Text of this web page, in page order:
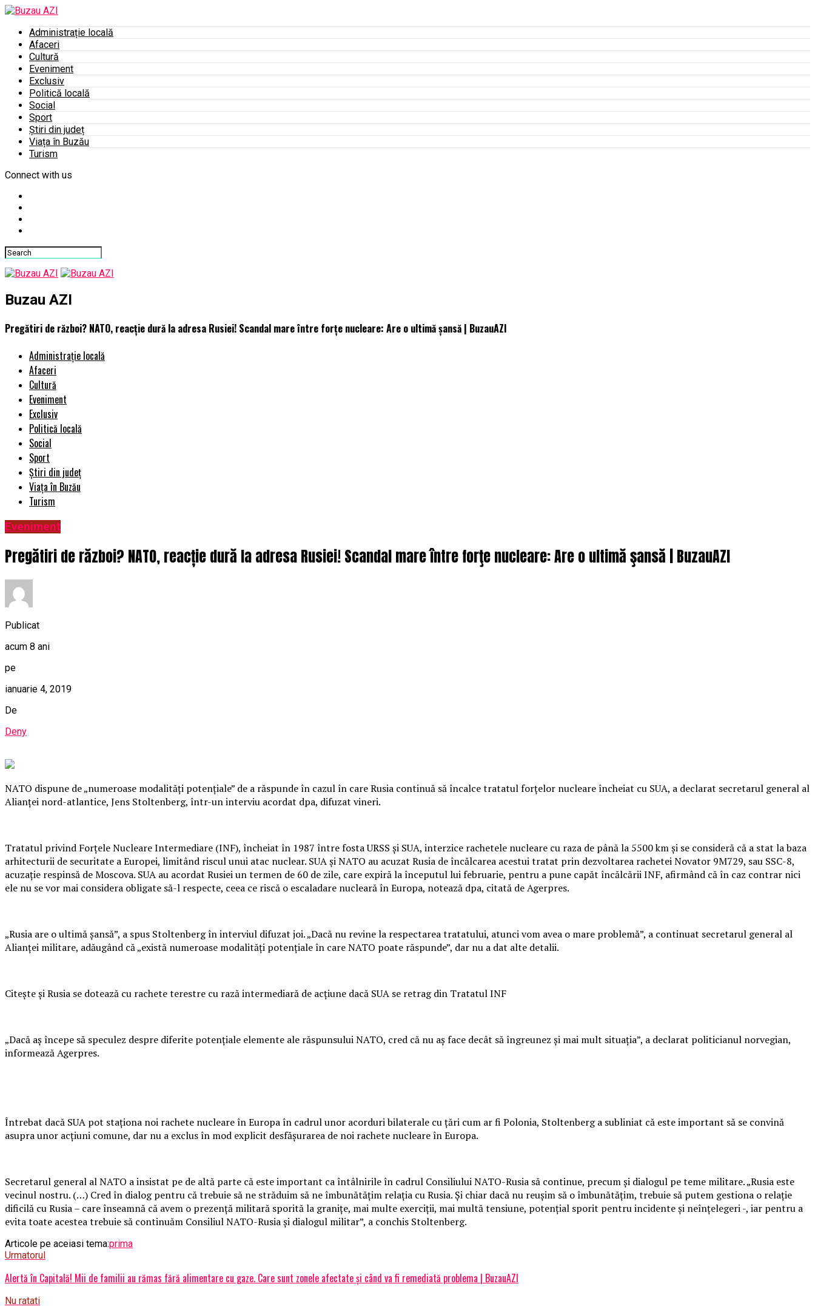
Administrație locală
Afaceri
Cultură
Eveniment
Exclusiv
Politică locală
Social
Sport
Știri din județ
Viața în Buzău
Turism
Connect with us
Buzau AZI
Pregătiri de război? NATO, reacție dură la adresa Rusiei! Scandal mare între forţe nucleare: Are o ultimă şansă | BuzauAZI
Administrație locală
Afaceri
Cultură
Eveniment
Exclusiv
Politică locală
Social
Sport
Știri din județ
Viața în Buzău
Turism
Eveniment
Pregătiri de război? NATO, reacție dură la adresa Rusiei! Scandal mare între forţe nucleare: Are o ultimă şansă | BuzauAZI
Publicat
acum 8 ani
pe
ianuarie 4, 2019
De
Deny
NATO dispune de „numeroase modalităţi potenţiale” de a răspunde în cazul în care Rusia continuă să încalce tratatul forţelor nucleare încheiat cu SUA, a declarat secretarul general al
Alianţei nord-atlantice, Jens Stoltenberg, într-un interviu acordat dpa, difuzat vineri.
Tratatul privind Forţele Nucleare Intermediare (INF), încheiat în 1987 între fosta URSS şi SUA, interzice rachetele nucleare cu raza de până la 5500 km şi se consideră că a stat la baza
arhitecturii de securitate a Europei, limitând riscul unui atac nuclear. SUA şi NATO au acuzat Rusia de încălcarea acestui tratat prin dezvoltarea rachetei Novator 9M729, sau SSC-8,
acuzaţie respinsă de Moscova. SUA au acordat Rusiei un termen de 60 de zile, care expiră la începutul lui februarie, pentru a pune capăt încălcării INF, afirmând că în caz contrar nici
ele nu se vor mai considera obligate să-l respecte, ceea ce riscă o escaladare nucleară în Europa, notează dpa, citată de Agerpres.
„Rusia are o ultimă şansă”, a spus Stoltenberg în interviul difuzat joi. „Dacă nu revine la respectarea tratatului, atunci vom avea o mare problemă”, a continuat secretarul general al
Alianţei militare, adăugând că „există numeroase modalităţi potenţiale în care NATO poate răspunde”, dar nu a dat alte detalii.
Citeşte şi Rusia se dotează cu rachete terestre cu rază intermediară de acţiune dacă SUA se retrag din Tratatul INF
„Dacă aş începe să speculez despre diferite potenţiale elemente ale răspunsului NATO, cred că nu aş face decât să îngreunez şi mai mult situaţia”, a declarat politicianul norvegian,
informează Agerpres.
Întrebat dacă SUA pot staţiona noi rachete nucleare în Europa în cadrul unor acorduri bilaterale cu ţări cum ar fi Polonia, Stoltenberg a subliniat că este important să se convină
asupra unor acţiuni comune, dar nu a exclus în mod explicit desfăşurarea de noi rachete nucleare în Europa.
Secretarul general al NATO a insistat pe de altă parte că este important ca întâlnirile în cadrul Consiliului NATO-Rusia să continue, precum şi dialogul pe teme militare. „Rusia este
vecinul nostru. (…) Cred în dialog pentru că trebuie să ne străduim să ne îmbunătăţim relaţia cu Rusia. Şi chiar dacă nu reuşim să o îmbunătăţim, trebuie să putem gestiona o relaţie
dificilă cu Rusia – care înseamnă că avem o prezenţă militară sporită la graniţe, mai multe exerciţii, mai multă tensiune, potenţial sporit pentru incidente şi neînţelegeri -, iar pentru a
evita toate acestea trebuie să continuăm Consiliul NATO-Rusia şi dialogul militar”, a conchis Stoltenberg.
Articole pe aceiasi tema:prima
Urmatorul
Alertă în Capitală! Mii de familii au rămas fără alimentare cu gaze. Care sunt zonele afectate și când va fi remediată problema | BuzauAZI
Nu ratati